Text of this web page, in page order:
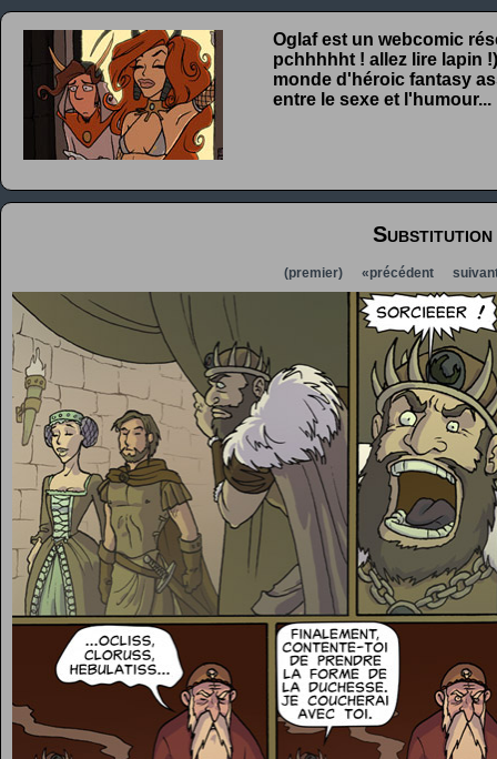
Oglaf est un webcomic
pchhhhht ! allez lire lapin
monde d'héroic fantasy
entre le sexe et l'humour...
Substitution
(premier) «précédent